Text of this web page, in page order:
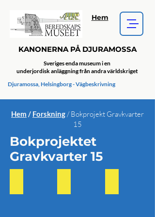
KANONERNA PÅ DJURAMOSSA
Djuramossa, Helsingborg - Vägbeskrivning
Sveriges enda museum i en
underjordisk anläggning från andra världskriget
Hem
Hem / Forskning/ Bokprojekt Gravkvarter
15
Bokprojektet
Gravkvarter 15